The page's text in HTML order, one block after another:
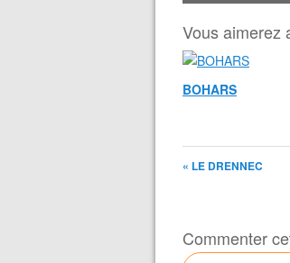
Vous aimerez
BOHARS
« LE DRENNEC
Commenter